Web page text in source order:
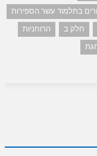
בתלמוד עשר הספירות
חלק ב
הרוחניות